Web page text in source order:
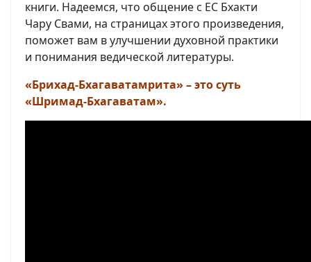
книги. Надеемся, что общение с ЕС Бхакти
Чару Свами, на страницах этого произведения,
поможет вам в улучшении духовной практики
и понимания ведической литературы.
«Брихад-Бхагаватамрита» – это суть
«Шримад-Бхагаватам».